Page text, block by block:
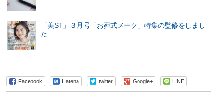
「美ST」３月号「お葬式メーク」特集の監修をしまし
た
Facebook Hatena twitter Google+ LINE